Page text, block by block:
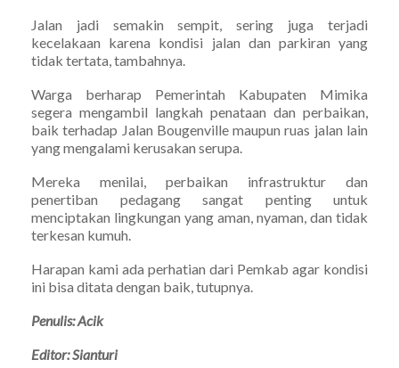
Jalan jadi semakin sempit, sering juga terjadi
kecelakaan karena kondisi jalan dan parkiran yang
tidak tertata, tambahnya.
Warga berharap Pemerintah Kabupaten Mimika
segera mengambil langkah penataan dan perbaikan,
baik terhadap Jalan Bougenville maupun ruas jalan lain
yang mengalami kerusakan serupa.
Mereka menilai, perbaikan infrastruktur dan
penertiban pedagang sangat penting untuk
menciptakan lingkungan yang aman, nyaman, dan tidak
terkesan kumuh.
Harapan kami ada perhatian dari Pemkab agar kondisi
ini bisa ditata dengan baik, tutupnya.
Penulis: Acik
Editor: Sianturi